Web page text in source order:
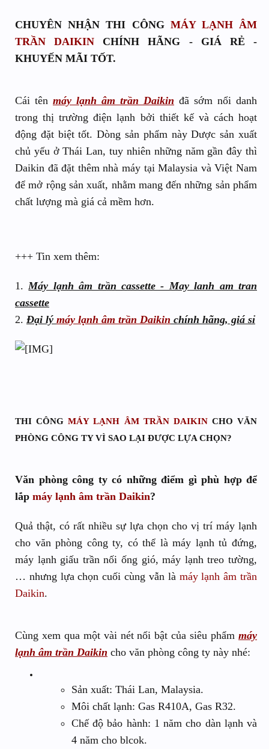
CHUYÊN NHẬN THI CÔNG MÁY LẠNH ÂM
TRẦN DAIKIN CHÍNH HÃNG - GIÁ RẺ -
KHUYẾN MÃI TỐT.
Cái tên máy lạnh âm trần Daikin đã sớm nổi danh
trong thị trường điện lạnh bởi thiết kế và cách hoạt
động đặt biệt tốt. Dòng sản phẩm này Dược sản xuất
chủ yếu ở Thái Lan, tuy nhiên những năm gần đây thì
Daikin đã đặt thêm nhà máy tại Malaysia và Việt Nam
để mở rộng sản xuất, nhằm mang đến những sản phẩm
chất lượng mà giá cả mềm hơn.
+++ Tin xem thêm:
1.Máy lạnh âm trần cassette - May lanh am tran
cassette
2. Đại lý máy lạnh âm trần Daikin chính hãng, giá sỉ
THI CÔNGMÁY LẠNH ÂM TRẦN DAIKINCHO VĂN
PHÒNG CÔNG TY VÌ SAO LẠI ĐƯỢC LỰA CHỌN?
Văn phòng công ty có những điểm gì phù hợp để
lắp máy lạnh âm trần Daikin?
Quả thật, có rất nhiều sự lựa chọn cho vị trí máy lạnh
cho văn phòng công ty, có thể là máy lạnh tủ đứng,
máy lạnh giấu trần nối ống gió, máy lạnh treo tường,
… nhưng lựa chọn cuối cùng vẫn là máy lạnh âm trần
Daikin.
Cùng xem qua một vài nét nổi bật của siêu phẩm máy
lạnh âm trần Daikin cho văn phòng công ty này nhé:
Sản xuất: Thái Lan, Malaysia.
Môi chất lạnh: Gas R410A, Gas R32.
Chế độ bảo hành: 1 năm cho dàn lạnh và
4 năm cho blcok.